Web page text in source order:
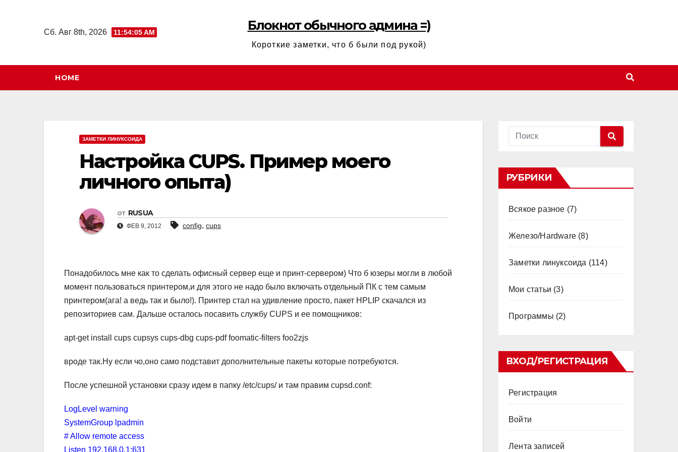
содержимому
Сб. Авг 8th, 2026 11:54:06 AM Блокнот обычного админа =)
Короткие заметки, что б были под рукой)
HOME
ЗАМЕТКИ ЛИНУКСОИДА
Настройка CUPS. Пример моего
личного опыта)
от RUSUA
ФЕВ 9, 2012 config, cups
Понадобилось мне как то сделать офисный сервер еще и принт-сервером) Что б юзеры могли в любой
момент пользоваться принтером,и для этого не надо было включать отдельный ПК с тем самым
принтером(ага! а ведь так и было!). Принтер стал на удивление просто, пакет HPLIP скачался из
репозиториев сам. Дальше осталось посавить службу CUPS и ее помощников:
apt-get install cups cupsys cups-dbg cups-pdf foomatic-filters foo2zjs
вроде так.Ну если чо,оно само подставит дополнительные пакеты которые потребуются.
После успешной установки сразу идем в папку /etc/cups/ и там правим cupsd.conf:
LogLevel warning
SystemGroup lpadmin
# Allow remote access
Listen 192.168.0.1:631
РУБРИКИ
Всякое разное (7)
Железо/Hardware (8)
Заметки линуксоида (114)
Мои статьи (3)
Программы (2)
ВХОД/РЕГИСТРАЦИЯ
Регистрация
Войти
Лента записей